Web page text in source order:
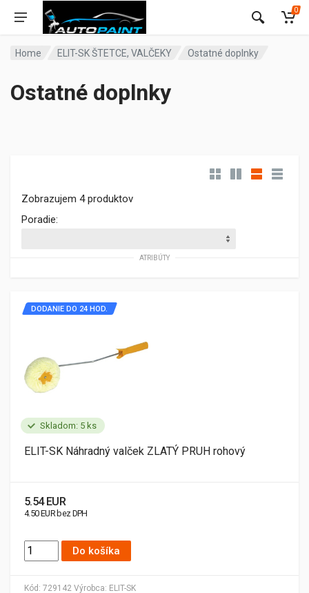
0
Home ELIT-SK ŠTETCE, VALČEKY Ostatné doplnky
Ostatné doplnky
Zobrazujem 4 produktov
Poradie:
ATRIBÚTY
Skladom: 5 ks
Kód: 729142 Výrobca: ELIT-SK
DODANIE DO 24 HOD.
ELIT-SK Náhradný valček ZLATÝ PRUH rohový
5.54 EUR
4.50 EUR bez DPH
Do košíka